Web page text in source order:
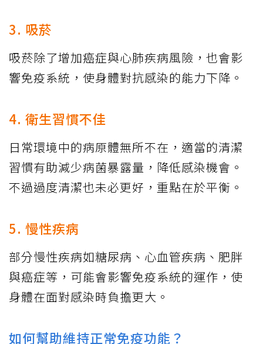
3. 吸菸
吸菸除了增加癌症與心肺疾病風險，也會影
響免疫系統，使身體對抗感染的能力下降。
4. 衛生習慣不佳
日常環境中的病原體無所不在，適當的清潔
習慣有助減少病菌暴露量，降低感染機會。
不過過度清潔也未必更好，重點在於平衡。
5. 慢性疾病
部分慢性疾病如糖尿病、心血管疾病、肥胖
與癌症等，可能會影響免疫系統的運作，使
身體在面對感染時負擔更大。
如何幫助維持正常免疫功能？